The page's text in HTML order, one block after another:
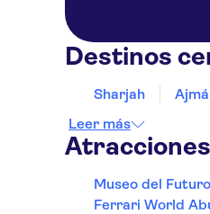
Destinos
Sharjah
Leer más
Museo del Futuro
Ferrari World